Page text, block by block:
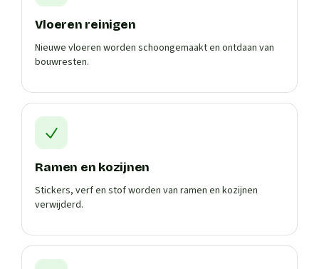
Vloeren reinigen
Nieuwe vloeren worden schoongemaakt en ontdaan van
bouwresten.
Ramen en kozijnen
Stickers, verf en stof worden van ramen en kozijnen
verwijderd.